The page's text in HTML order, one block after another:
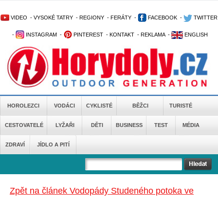
VIDEO - VYSOKÉ TATRY - REGIONY - FERÁTY - FACEBOOK - TWITTER
- INSTAGRAM - PINTEREST - KONTAKT - REKLAMA - ENGLISH
HOROLEZCI VODÁCI CYKLISTÉ BĚŽCI TURISTÉ
CESTOVATELÉ LYŽAŘI DĚTI BUSINESS TEST MÉDIA
ZDRAVÍ JÍDLO A PITÍ
Zpět na článek Vodopády Studeného potoka ve